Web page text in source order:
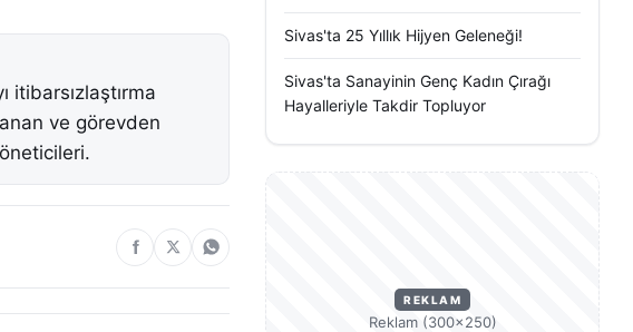
itibarsızlaştırma
ve görevden
Sivas'ta 25 Yıllık Hijyen Geleneği!
Sivas'ta Sanayinin Genç Kadın Çırağı
Hayalleriyle Takdir Topluyor
REKLAM
Reklam (300×250)